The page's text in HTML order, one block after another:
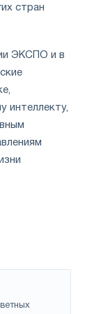
стран
ЭКСПО и в
интеллекту,